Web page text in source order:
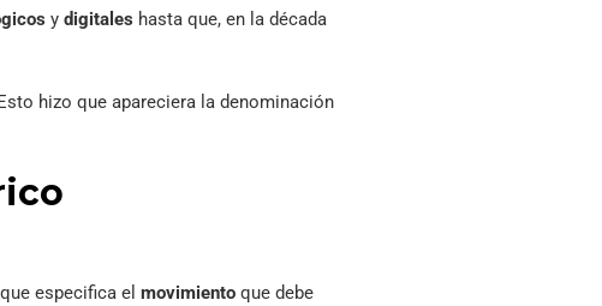
y digitales hasta que, en la década
hizo que apareciera la denominación
especifica el movimiento que debe